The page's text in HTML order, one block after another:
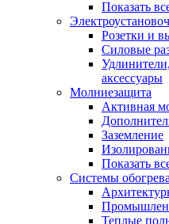
Показать
Розетки и
Силовые
аксессуары
Молниезащита
Активная
Заземление
Показать
Системы обогрева
Теплые